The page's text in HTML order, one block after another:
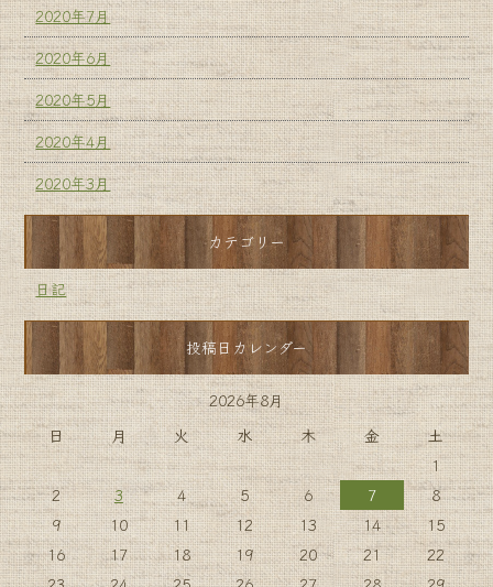
2020年7月
2020年6月
2020年5月
2020年4月
2020年3月
カテゴリー
日記
投稿日カレンダー
2026年8月
日
月 火 水 木 金
土
1
2
3 4 5 6 7
8
9
10 11 12 13 14
15
16
17 18 19 20 21
22